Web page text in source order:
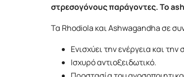
στρεσογόνους παράγοντες. Το
Τα Rhodiola και Ashwagandha σε
Ενισχύει την ενέργεια και
Ισχυρό αντιοξειδωτικό.